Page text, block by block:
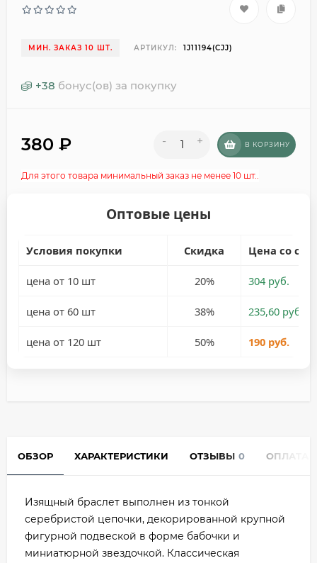
МИН. ЗАКАЗ 10 ШТ. АРТИКУЛ: 1J11194(CJJ)
+38 бонус(ов) за покупку
380 ₽ - + В КОРЗИНУ
Для этого товара минимальный заказ не менее 10 шт..
Оптовые цены
Условия покупки Скидка Цена со
цена от 10 шт 20% 304 руб.
цена от 60 шт 38% 235,60 руб.
цена от 120 шт 50% 190 руб.
ОБЗОР ХАРАКТЕРИСТИКИ ОТЗЫВЫ 0 ОПЛАТА
Изящный браслет выполнен из тонкой
серебристой цепочки, декорированной крупной
фигурной подвеской в форме бабочки и
миниатюрной звездочкой. Классическая